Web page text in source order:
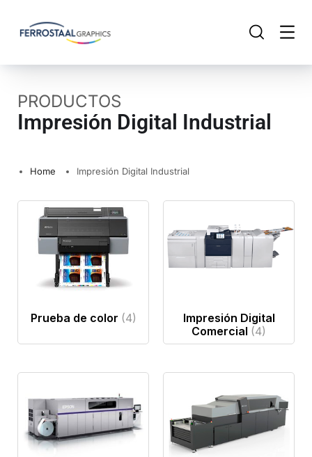
PRODUCTOS
Impresión Digital Industrial
Home Impresión Digital Industrial
Prueba de color (4)
Impresión Digital
Comercial (4)